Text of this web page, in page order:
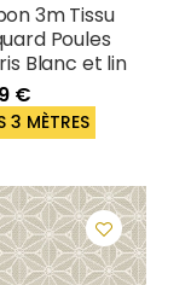
3m Tissu
Poules
Blanc et lin
€
3 MÈTRES